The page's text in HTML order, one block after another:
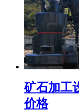
矿石加工
价格